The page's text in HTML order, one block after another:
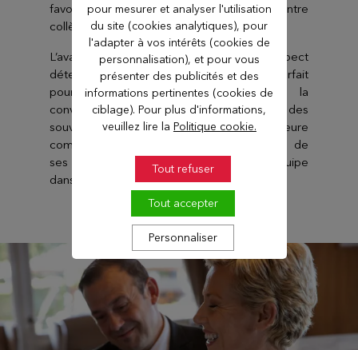
favorisant ainsi l’échange informel entre
collègues.
L’avantage pour votre équipe : Par son aspect
détendu et festif, l’atelier mixologie est parfait
pour briser la glace et encourager la
convivialité. Chaque participant repart avec des
souvenirs savoureux et une meilleure
compréhension des goûts et préférences de
ses collègues, renforçant ainsi l’esprit d’équipe
dans un cadre agréable.
pour mesurer et analyser l'utilisation
du site (cookies analytiques), pour
l'adapter à vos intérêts (cookies de
personnalisation), et pour vous
présenter des publicités et des
informations pertinentes (cookies de
ciblage). Pour plus d'informations,
veuillez lire la Politique cookie.
Tout refuser
Tout accepter
Personnaliser